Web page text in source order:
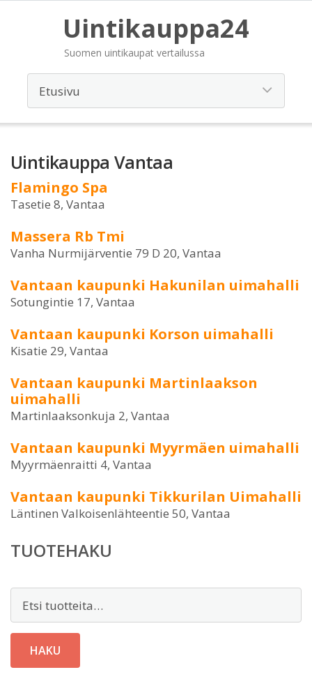
Uintikauppa24
Suomen uintikaupat vertailussa
Uintikauppa Vantaa
Flamingo Spa
Tasetie 8, Vantaa
Massera Rb Tmi
Vanha Nurmijärventie 79 D 20, Vantaa
Vantaan kaupunki Hakunilan uimahalli
Sotungintie 17, Vantaa
Vantaan kaupunki Korson uimahalli
Kisatie 29, Vantaa
Vantaan kaupunki Martinlaakson
uimahalli
Martinlaaksonkuja 2, Vantaa
Vantaan kaupunki Myyrmäen uimahalli
Myyrmäenraitti 4, Vantaa
Vantaan kaupunki Tikkurilan Uimahalli
Läntinen Valkoisenlähteentie 50, Vantaa
TUOTEHAKU
HAKU